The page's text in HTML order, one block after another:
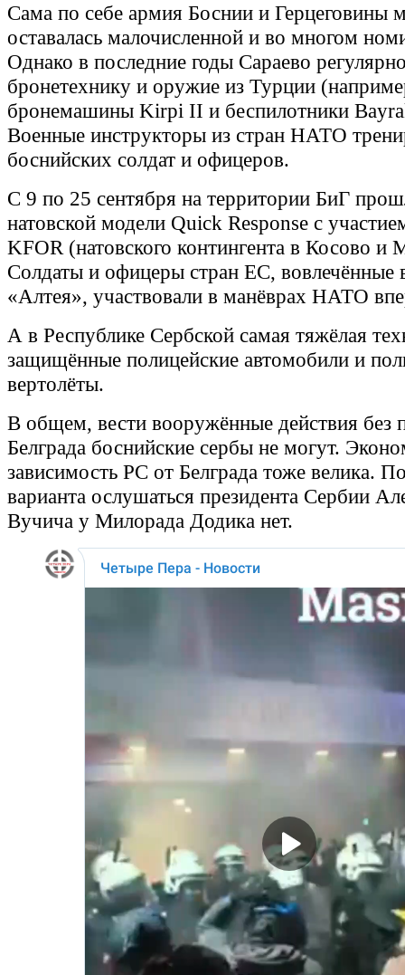
Сама по себе армия Боснии и Герцеговины
оставалась малочисленной и во многом
Однако в последние годы Сараево
бронетехнику и оружие из Турции
бронемашины Kirpi II и беспилотники
Военные инструкторы из стран НАТО
боснийских солдат и офицеров.
С 9 по 25 сентября на территории БиГ
натовской модели Quick Response с
KFOR (натовского контингента в Косово и
Солдаты и офицеры стран ЕС, вовлечённые
«Алтея», участвовали в манёврах НАТО
А в Республике Сербской самая тяжёлая
защищённые полицейские автомобили и
вертолёты.
В общем, вести вооружённые действия без
Белграда боснийские сербы не могут.
зависимость РС от Белграда тоже велика.
варианта ослушаться президента Сербии
Вучича у Милорада Додика нет.